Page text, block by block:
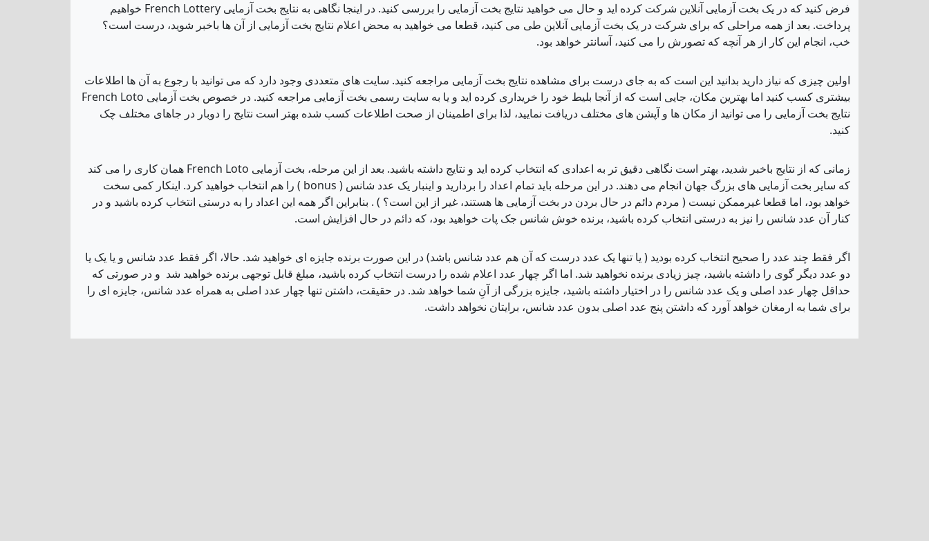
فرض کنید که در یک بخت آزمایی آنلاین شرکت کرده اید و حال می خواهید نتایج بخت آزمایی را بررسی کنید. در اینجا نگاهی به نتایج بخت آزمایی French Lottery خواهیم
پرداخت. بعد از همه مراحلی که برای شرکت در یک بخت آزمایی آنلاین طی می کنید، قطعا می خواهید به محض اعلام نتایج بخت آزمایی از آن ها باخبر شوید، درست است؟
خب، انجام این کار از هر آنچه که تصورش را می کنید، آسانتر خواهد بود.
اولین چیزی که نیاز دارید بدانید این است که به جای درست برای مشاهده نتایج بخت آزمایی مراجعه کنید. سایت های متعددی وجود دارد که می توانید با رجوع به آن ها اطلاعات
بیشتری کسب کنید اما بهترین مکان، جایی است که از آنجا بلیط خود را خریداری کرده اید و یا به سایت رسمی بخت آزمایی مراجعه کنید. در خصوص بخت آزمایی French Loto
نتایج بخت آزمایی را می توانید از مکان ها و آپشن های مختلف دریافت نمایید، لذا برای اطمینان از صحت اطلاعات کسب شده بهتر است نتایج را دوبار در جاهای مختلف چک
کنید.
زمانی که از نتایج باخبر شدید، بهتر است نگاهی دقیق تر به اعدادی که انتخاب کرده اید و نتایج داشته باشید. بعد از این مرحله، بخت آزمایی French Loto همان کاری را می کند
که سایر بخت آزمایی های بزرگ جهان انجام می دهند. در این مرحله باید تمام اعداد را بردارید و اینبار یک عدد شانس ( bonus ) را هم انتخاب خواهید کرد. اینکار کمی سخت
خواهد بود، اما قطعا غیرممکن نیست ( مردم دائم در حال بردن در بخت آزمایی ها هستند، غیر از این است؟ ) . بنابراین اگر همه این اعداد را به درستی انتخاب کرده باشید و در
کنار آن عدد شانس را نیز به درستی انتخاب کرده باشید، برنده خوش شانس جک پات خواهید بود، که دائم در حال افزایش است.
اگر فقط چند عدد را صحیح انتخاب کرده بودید ( یا تنها یک عدد درست که آن هم عدد شانس باشد) در این صورت برنده جایزه ای خواهید شد. حالا، اگر فقط عدد شانس و یا یک یا
دو عدد دیگر گوی را داشته باشید، چیز زیادی برنده نخواهید شد. اما اگر چهار عدد اعلام شده را درست انتخاب کرده باشید، مبلغ قابل توجهی برنده خواهید شد و در صورتی که
حداقل چهار عدد اصلی و یک عدد شانس را در اختیار داشته باشید، جایزه بزرگی از آنِ شما خواهد شد. در حقیقت، داشتن تنها چهار عدد اصلی به همراه عدد شانس، جایزه ای را
برای شما به ارمغان خواهد آورد که داشتن پنج عدد اصلی بدون عدد شانس، برایتان نخواهد داشت.